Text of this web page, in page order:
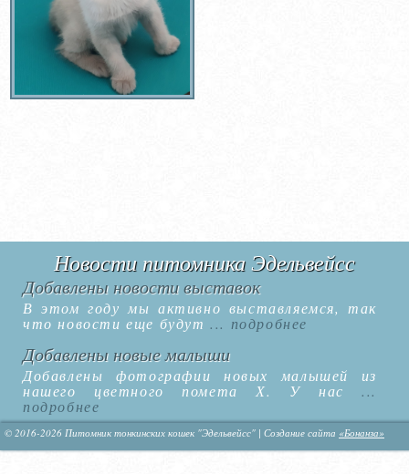
Новости питомника Эдельвейсс
Добавлены новости выставок
В этом году мы активно выставляемся, так
что новости еще будут ... подробнее
Добавлены новые малыши
Добавлены фотографии новых малышей из
нашего цветного помета Х. У нас ...
подробнее
© 2016-2026 Питомник тонкинских кошек "Эдельвейсс" | Создание сайта «Бонанза»